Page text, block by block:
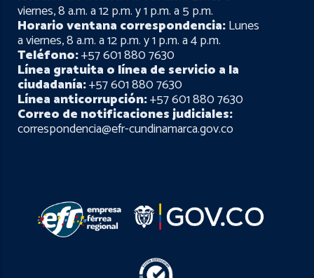
viernes, 8 a.m. a 12 p.m. y 1 p.m. a 5 p.m.
Horario ventana correspondencia:Lunes
a viernes, 8 a.m. a 12 p.m. y 1 p.m. a 4 p.m.
Teléfono:+57 601 880 7630
Línea gratuita o línea de servicio a la
ciudadanía:+57 601 880 7630
Línea anticorrupción:+57 601 880 7630
Correo de notificaciones judiciales:
correspondencia@efr-cundinamarca.gov.co